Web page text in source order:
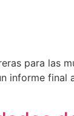
para las
informe